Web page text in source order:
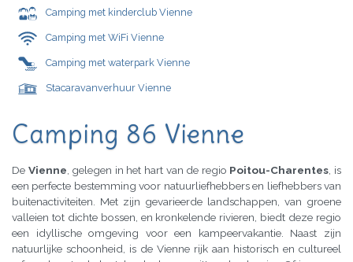
Camping met kinderclub Vienne
Camping met WiFi Vienne
Camping met waterpark Vienne
Stacaravanverhuur Vienne
Camping 86 Vienne
De Vienne , gelegen in het hart van de regio Poitou-Charentes , is
een perfecte bestemming voor natuurliefhebbers en liefhebbers van
buitenactiviteiten. Met zijn gevarieerde landschappen, van groene
valleien tot dichte bossen, en kronkelende rivieren, biedt deze regio
een idyllische omgeving voor een kampeervakantie. Naast zijn
natuurlijke schoonheid, is de Vienne rijk aan historisch en cultureel